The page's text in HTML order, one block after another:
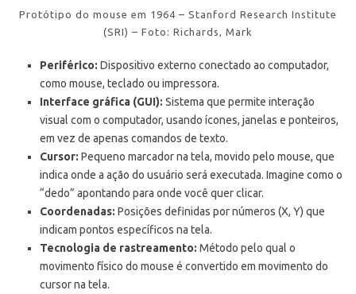
Protótipo do mouse em 1964 – Stanford Research Institute
(SRI) – Foto: Richards, Mark
Periférico: Dispositivo externo conectado ao computador,
como mouse, teclado ou impressora.
Interface gráfica (GUI): Sistema que permite interação
visual com o computador, usando ícones, janelas e ponteiros,
em vez de apenas comandos de texto.
Cursor: Pequeno marcador na tela, movido pelo mouse, que
indica onde a ação do usuário será executada. Imagine como o
“dedo” apontando para onde você quer clicar.
Coordenadas: Posições definidas por números (X, Y) que
indicam pontos específicos na tela.
Tecnologia de rastreamento: Método pelo qual o
movimento físico do mouse é convertido em movimento do
cursor na tela.